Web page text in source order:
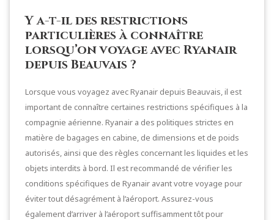
Y a-t-il des restrictions
particulières à connaître
lorsqu’on voyage avec Ryanair
depuis Beauvais ?
Lorsque vous voyagez avec Ryanair depuis Beauvais, il est
important de connaître certaines restrictions spécifiques à la
compagnie aérienne. Ryanair a des politiques strictes en
matière de bagages en cabine, de dimensions et de poids
autorisés, ainsi que des règles concernant les liquides et les
objets interdits à bord. Il est recommandé de vérifier les
conditions spécifiques de Ryanair avant votre voyage pour
éviter tout désagrément à l’aéroport. Assurez-vous
également d’arriver à l’aéroport suffisamment tôt pour